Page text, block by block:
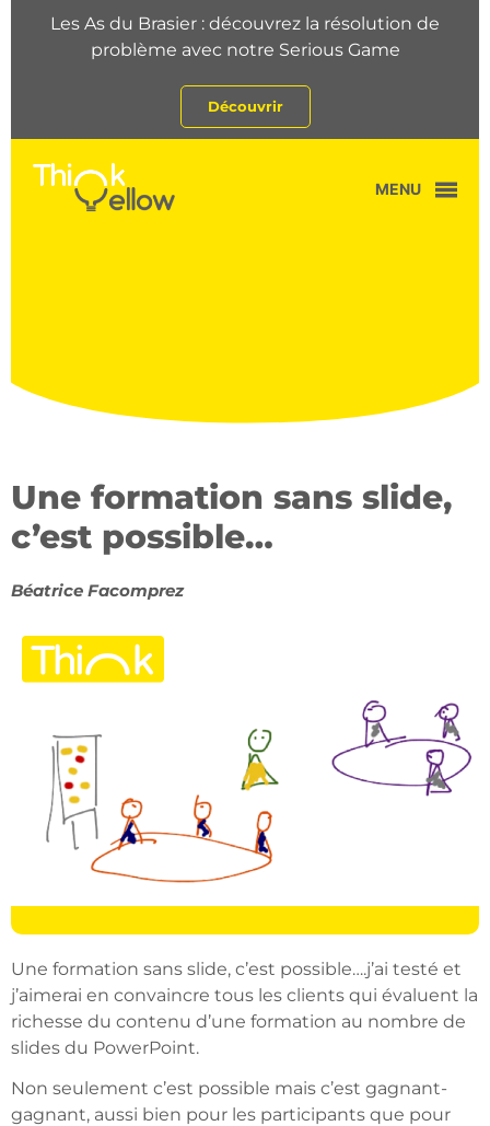
Les As du Brasier : découvrez la résolution de
problème avec notre Serious Game
Découvrir
MENU
Une formation sans slide,
c’est possible…
Béatrice Facomprez
Une formation sans slide, c’est possible….j’ai testé et
j’aimerai en convaincre tous les clients qui évaluent la
richesse du contenu d’une formation au nombre de
slides du PowerPoint.
Non seulement c’est possible mais c’est gagnant-
gagnant, aussi bien pour les participants que pour